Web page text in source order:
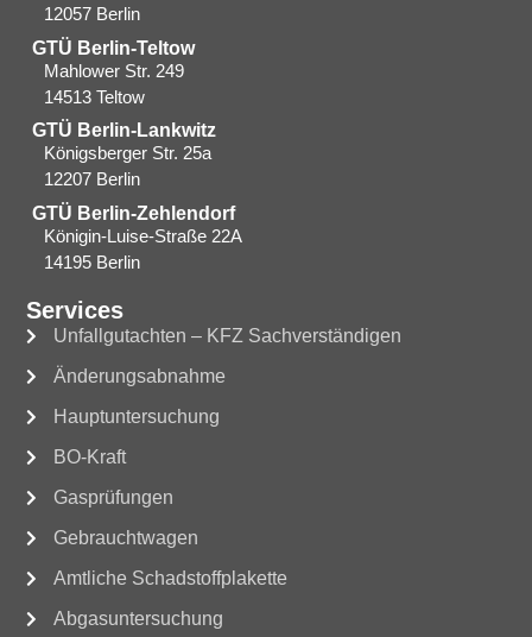
12057 Berlin
GTÜ Berlin-Teltow
Mahlower Str. 249
14513 Teltow
GTÜ Berlin-Lankwitz
Königsberger Str. 25a
12207 Berlin
GTÜ Berlin-Zehlendorf
Königin-Luise-Straße 22A
14195 Berlin
Services
Unfallgutachten – KFZ Sachverständigen
Änderungsabnahme
Hauptuntersuchung
BO-Kraft
Gasprüfungen
Gebrauchtwagen
Amtliche Schadstoffplakette
Abgasuntersuchung